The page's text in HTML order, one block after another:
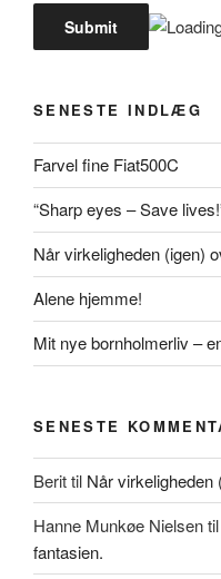
SENESTE INDLÆG
Farvel fine Fiat500C
“Sharp eyes – Save
Når virkeligheden (igen)
Alene hjemme!
Mit nye bornholmerliv –
SENESTE
Berittil Når virkeligheden
Hanne Munkøe Nielsentil
fantasien.